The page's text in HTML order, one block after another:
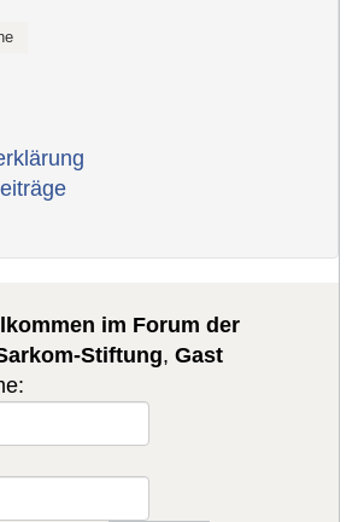
im Forum der
Stiftung,Gast